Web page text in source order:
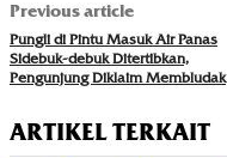
Previous article
Pungli di Pintu Masuk Air Panas
Sidebuk-debuk Ditertibkan,
Pengunjung Diklaim Membludak
ARTIKEL TERKAIT